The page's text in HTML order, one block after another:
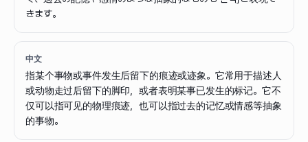
きます。
中文
指某个事物或事件发生后留下的痕迹或迹象。它常用于描述人
或动物走过后留下的脚印，或者表明某事已发生的标记。它不
仅可以指可见的物理痕迹，也可以指过去的记忆或情感等抽象
的事物。